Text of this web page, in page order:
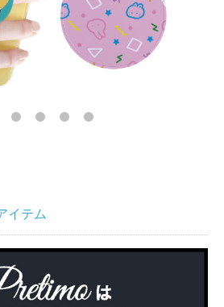
イテム